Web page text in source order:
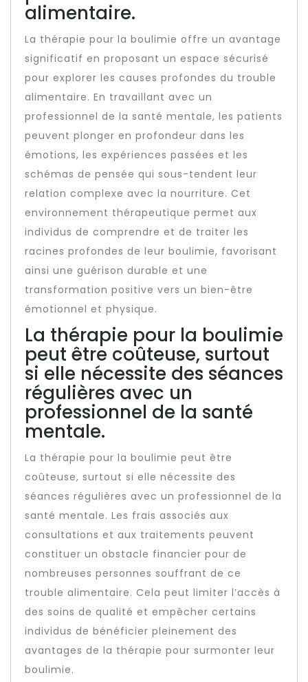
alimentaire.
La thérapie pour la boulimie offre un avantage
significatif en proposant un espace sécurisé
pour explorer les causes profondes du trouble
alimentaire. En travaillant avec un
professionnel de la santé mentale, les patients
peuvent plonger en profondeur dans les
émotions, les expériences passées et les
schémas de pensée qui sous-tendent leur
relation complexe avec la nourriture. Cet
environnement thérapeutique permet aux
individus de comprendre et de traiter les
racines profondes de leur boulimie, favorisant
ainsi une guérison durable et une
transformation positive vers un bien-être
émotionnel et physique.
La thérapie pour la boulimie
peut être coûteuse, surtout
si elle nécessite des séances
régulières avec un
professionnel de la santé
mentale.
La thérapie pour la boulimie peut être
coûteuse, surtout si elle nécessite des
séances régulières avec un professionnel de la
santé mentale. Les frais associés aux
consultations et aux traitements peuvent
constituer un obstacle financier pour de
nombreuses personnes souffrant de ce
trouble alimentaire. Cela peut limiter l’accès à
des soins de qualité et empêcher certains
individus de bénéficier pleinement des
avantages de la thérapie pour surmonter leur
boulimie.